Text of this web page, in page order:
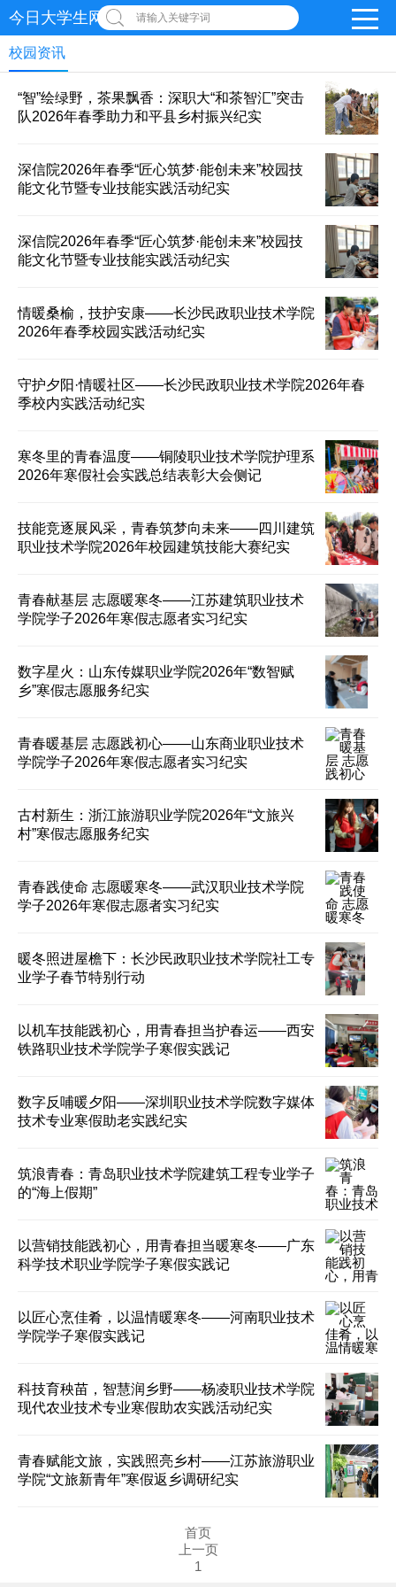
今日大学生网 | 在线投稿
请输入关键字词
校园资讯
“智”绘绿野，茶果飘香：深职大“和茶智汇”突击
队2026年春季助力和平县乡村振兴纪实
深信院2026年春季“匠心筑梦·能创未来”校园技
能文化节暨专业技能实践活动纪实
深信院2026年春季“匠心筑梦·能创未来”校园技
能文化节暨专业技能实践活动纪实
情暖桑榆，技护安康——长沙民政职业技术学院
2026年春季校园实践活动纪实
守护夕阳·情暖社区——长沙民政职业技术学院2026年春
季校内实践活动纪实
寒冬里的青春温度——铜陵职业技术学院护理系
2026年寒假社会实践总结表彰大会侧记
技能竞逐展风采，青春筑梦向未来——四川建筑
职业技术学院2026年校园建筑技能大赛纪实
青春献基层 志愿暖寒冬——江苏建筑职业技术
学院学子2026年寒假志愿者实习纪实
数字星火：山东传媒职业学院2026年“数智赋
乡”寒假志愿服务纪实
青春暖基层 志愿践初心——山东商业职业技术
学院学子2026年寒假志愿者实习纪实
古村新生：浙江旅游职业学院2026年“文旅兴
村”寒假志愿服务纪实
青春践使命 志愿暖寒冬——武汉职业技术学院
学子2026年寒假志愿者实习纪实
暖冬照进屋檐下：长沙民政职业技术学院社工专
业学子春节特别行动
以机车技能践初心，用青春担当护春运——西安
铁路职业技术学院学子寒假实践记
数字反哺暖夕阳——深圳职业技术学院数字媒体
技术专业寒假助老实践纪实
筑浪青春：青岛职业技术学院建筑工程专业学子
的“海上假期”
以营销技能践初心，用青春担当暖寒冬——广东
科学技术职业学院学子寒假实践记
以匠心烹佳肴，以温情暖寒冬——河南职业技术
学院学子寒假实践记
科技育秧苗，智慧润乡野——杨凌职业技术学院
现代农业技术专业寒假助农实践活动纪实
青春赋能文旅，实践照亮乡村——江苏旅游职业
学院“文旅新青年”寒假返乡调研纪实
首页
上一页
1